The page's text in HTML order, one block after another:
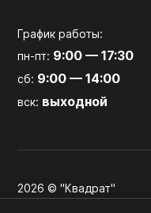
График работы:
пн-пт: 9:00 — 17:30
сб: 9:00 — 14:00
вск: выходной
2026 © "Квадрат"